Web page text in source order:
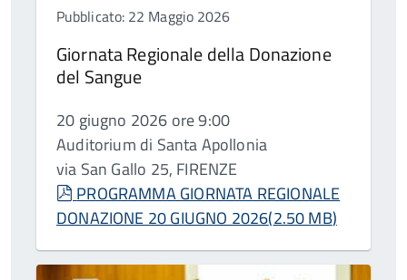
Pubblicato: 22 Maggio 2026
Giornata Regionale della Donazione
del Sangue
20 giugno 2026 ore 9:00
Auditorium di Santa Apollonia
via San Gallo 25, FIRENZE
pdf
PROGRAMMA GIORNATA REGIONALE
DONAZIONE 20 GIUGNO 2026(2.50 MB)